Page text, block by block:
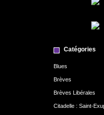
Catégories
Blues
Brèves
Brèves Libérales
Citadelle : Saint-